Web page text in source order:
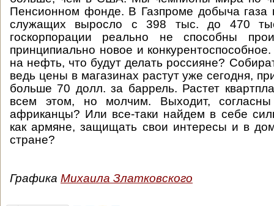
Пенсионном фонде. В Газпроме добыча газа
служащих выросло с 398 тыс. до 470
госкорпорации реально не способны
принципиально новое и
на нефть, что будут делать россияне?
ведь цены в магазинах растут уже сегодня,
больше 70 долл. за баррель. Растет
всем этом, но молчим. Выходит,
африканцы? Или все-таки найдем в себе
как армяне, защищать свои интересы и в
стране?
Графика Михаила Златковского